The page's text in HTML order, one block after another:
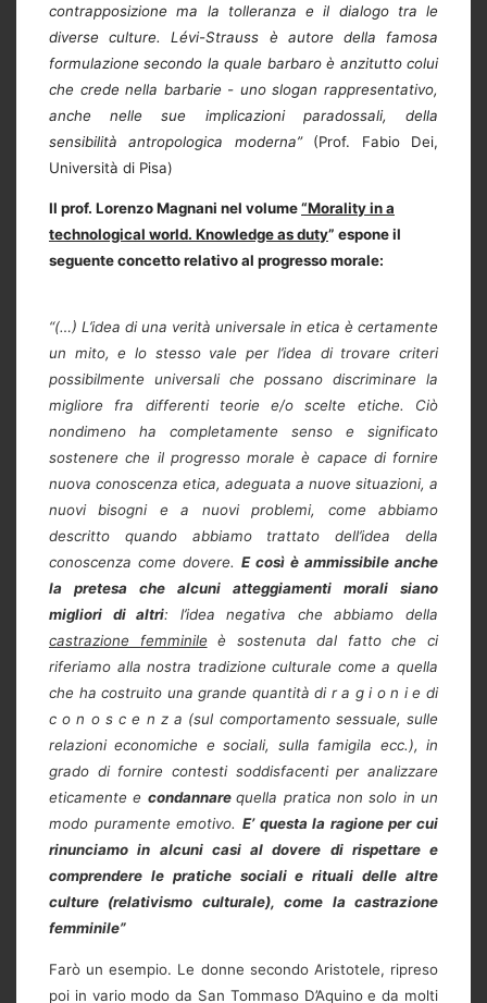
contrapposizione ma la tolleranza e il dialogo tra le
diverse culture. Lévi-Strauss è autore della famosa
formulazione secondo la quale barbaro è anzitutto colui
che crede nella barbarie - uno slogan rappresentativo,
anche nelle sue implicazioni paradossali, della
sensibilità antropologica moderna”(Prof. Fabio Dei,
Università di Pisa)
Il prof. Lorenzo Magnani nel volume“Morality in a
technological world. Knowledge as duty” espone il
seguente concetto relativo al progresso morale:
“(…) L’idea di una verità universale in etica è certamente
un mito, e lo stesso vale per l’idea di trovare criteri
possibilmente universali che possano discriminare la
migliore fra differenti teorie e/o scelte etiche. Ciò
nondimeno ha completamente senso e significato
sostenere che il progresso morale è capace di fornire
nuova conoscenza etica, adeguata a nuove situazioni, a
nuovi bisogni e a nuovi problemi, come abbiamo
descritto quando abbiamo trattato dell’idea della
conoscenza come dovere. E così è ammissibile anche
la pretesa che alcuni atteggiamenti morali siano
migliori di altri: l’idea negativa che abbiamo della
castrazione femminile è sostenuta dal fatto che ci
riferiamo alla nostra tradizione culturale come a quella
che ha costruito una grande quantità di r a g i o n i e di
c o n o s c e n z a (sul comportamento sessuale, sulle
relazioni economiche e sociali, sulla famigila ecc.), in
grado di fornire contesti soddisfacenti per analizzare
eticamente e condannarequella pratica non solo in un
modo puramente emotivo. E’ questa la ragione per cui
rinunciamo in alcuni casi al dovere di rispettare e
comprendere le pratiche sociali e rituali delle altre
culture (relativismo culturale), come la castrazione
femminile”
Farò un esempio. Le donne secondo Aristotele, ripreso
poi in vario modo da San Tommaso D’Aquino e da molti